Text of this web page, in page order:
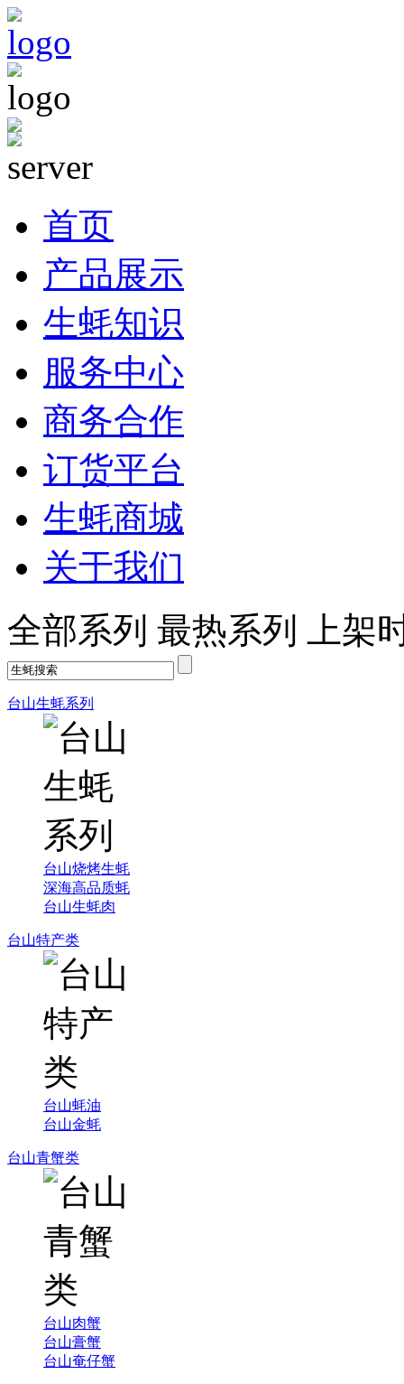
首页
产品展示
生蚝知识
服务中心
商务合作
订货平台
生蚝商城
关于我们
全部系列 最热系列 上架
台山生蚝系列
台山烧烤生蚝
深海高品质蚝
台山生蚝肉
台山特产类
台山蚝油
台山金蚝
台山青蟹类
台山肉蟹
台山膏蟹
台山奄仔蟹